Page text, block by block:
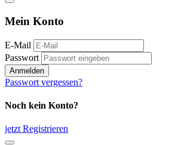
Mein Konto
E-Mail
Passwort
Anmelden
Passwort vergessen?
Noch kein Konto?
jetzt Registrieren